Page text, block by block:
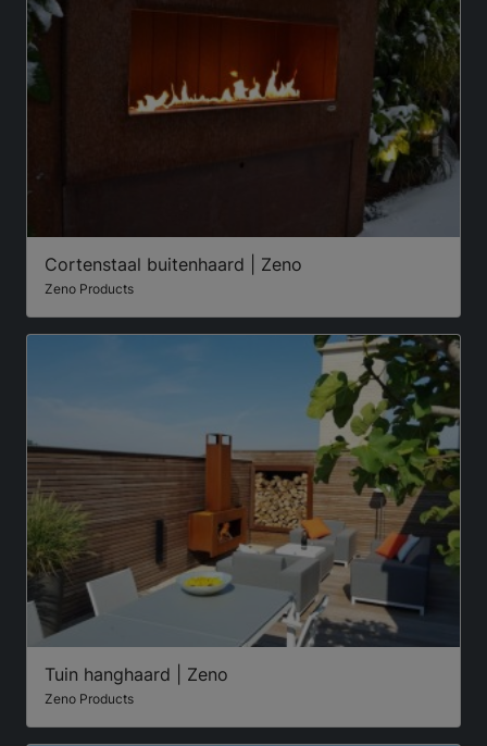
Cortenstaal buitenhaard | Zeno
Zeno Products
Tuin hanghaard | Zeno
Zeno Products